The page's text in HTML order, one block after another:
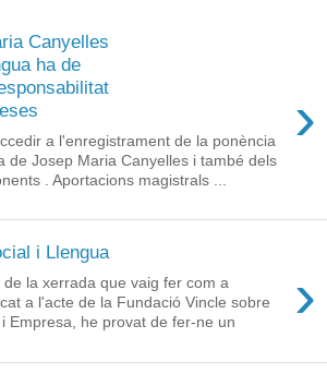
Canyelles
ha de
›
a l'enregistrament de la ponència
de Josep Maria Canyelles i també dels
. Aportacions magistrals ...
i Llengua
›
de la xerrada que vaig fer com a
a l'acte de la Fundació Vincle sobre
Empresa, he provat de fer-ne un